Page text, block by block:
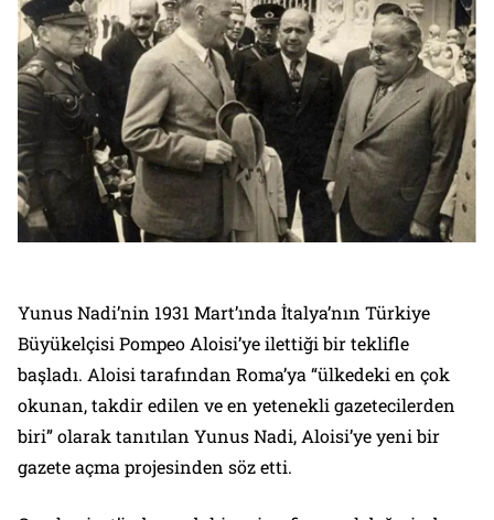
Yunus Nadi’nin 1931 Mart’ında İtalya’nın Türkiye
Büyükelçisi Pompeo Aloisi’ye ilettiği bir teklifle
başladı. Aloisi tarafından Roma’ya “ülkedeki en çok
okunan, takdir edilen ve en yetenekli gazetecilerden
biri” olarak tanıtılan Yunus Nadi, Aloisi’ye yeni bir
gazete açma projesinden söz etti.